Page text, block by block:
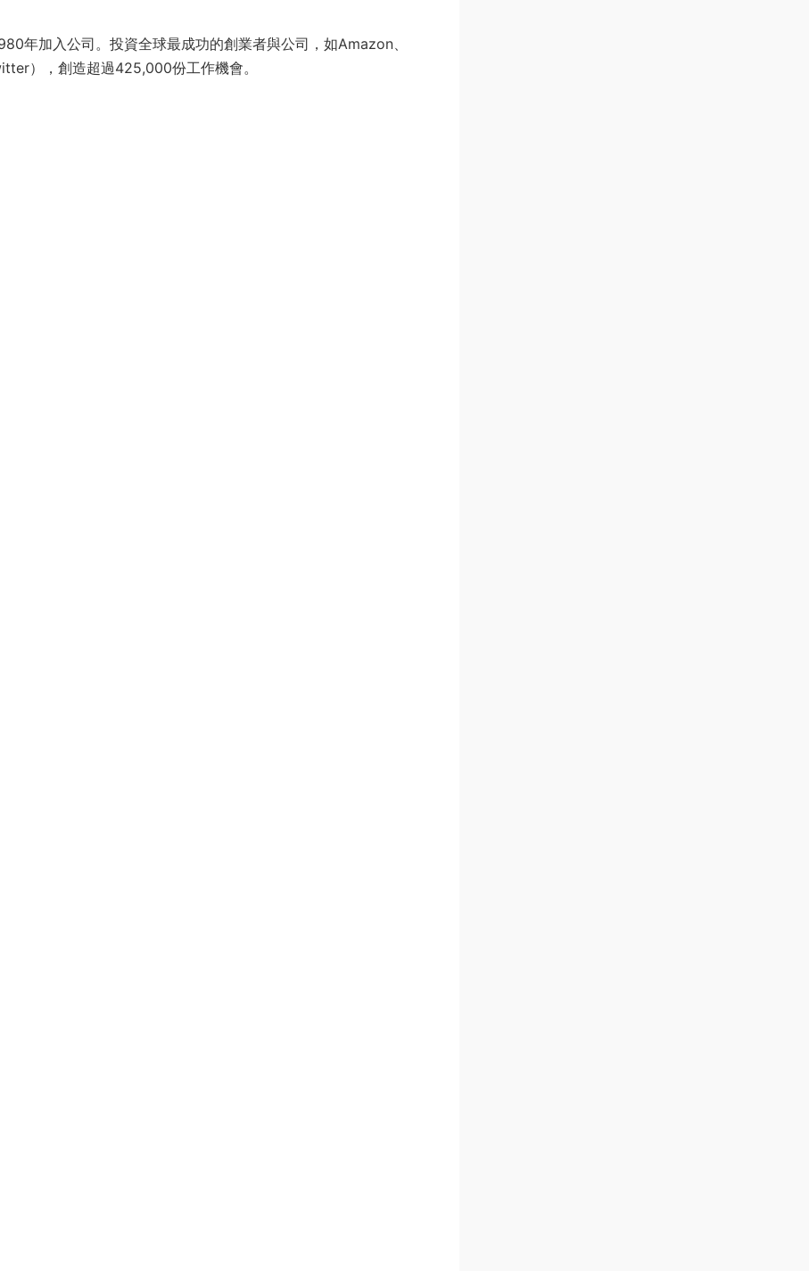
年加入公司。投資全球最成功的創業者與公司，如Amazon、
），創造超過425,000份工作機會。